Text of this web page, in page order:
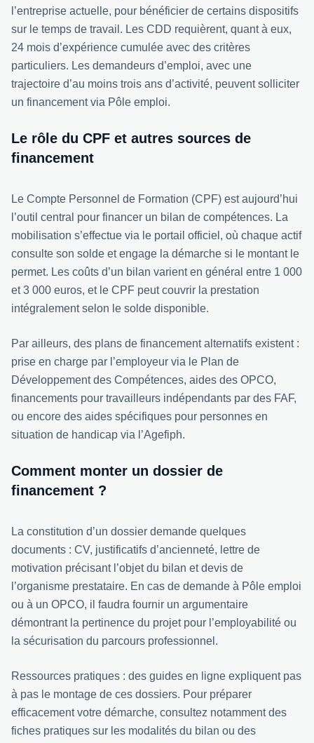
l’entreprise actuelle, pour bénéficier de certains dispositifs
sur le temps de travail. Les CDD requièrent, quant à eux,
24 mois d’expérience cumulée avec des critères
particuliers. Les demandeurs d’emploi, avec une
trajectoire d’au moins trois ans d’activité, peuvent solliciter
un financement via Pôle emploi.
Le rôle du CPF et autres sources de
financement
Le Compte Personnel de Formation (CPF) est aujourd’hui
l’outil central pour financer un bilan de compétences. La
mobilisation s’effectue via le portail officiel, où chaque actif
consulte son solde et engage la démarche si le montant le
permet. Les coûts d’un bilan varient en général entre 1 000
et 3 000 euros, et le CPF peut couvrir la prestation
intégralement selon le solde disponible.
Par ailleurs, des plans de financement alternatifs existent :
prise en charge par l’employeur via le Plan de
Développement des Compétences, aides des OPCO,
financements pour travailleurs indépendants par des FAF,
ou encore des aides spécifiques pour personnes en
situation de handicap via l’Agefiph.
Comment monter un dossier de
financement ?
La constitution d’un dossier demande quelques
documents : CV, justificatifs d’ancienneté, lettre de
motivation précisant l’objet du bilan et devis de
l’organisme prestataire. En cas de demande à Pôle emploi
ou à un OPCO, il faudra fournir un argumentaire
démontrant la pertinence du projet pour l’employabilité ou
la sécurisation du parcours professionnel.
Ressources pratiques : des guides en ligne expliquent pas
à pas le montage de ces dossiers. Pour préparer
efficacement votre démarche, consultez notamment des
fiches pratiques sur les modalités du bilan ou des